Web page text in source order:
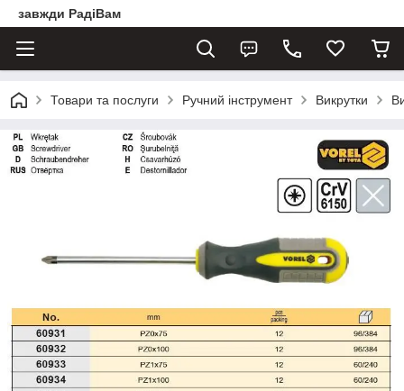
завжди РадіВам
Товари та послуги Ручний інструмент Викрутки